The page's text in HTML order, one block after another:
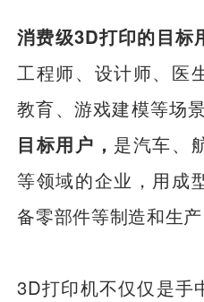
消费级3D打印的目标
工程师、设计师、医
教育、游戏建模等场
目标用户， 是汽车、
等领域的企业，用成
备零部件等制造和生产
3D打印机不仅仅是手